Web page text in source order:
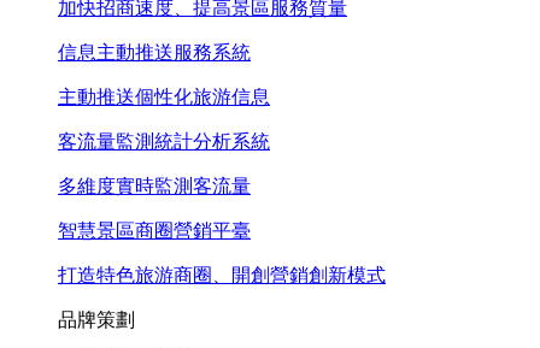
加快招商速度、提高景區服務質量
信息主動推送服務系統
主動推送個性化旅游信息
客流量監測統計分析系統
多維度實時監測客流量
智慧景區商圈營銷平臺
打造特色旅游商圈、開創營銷創新模式
品牌策劃